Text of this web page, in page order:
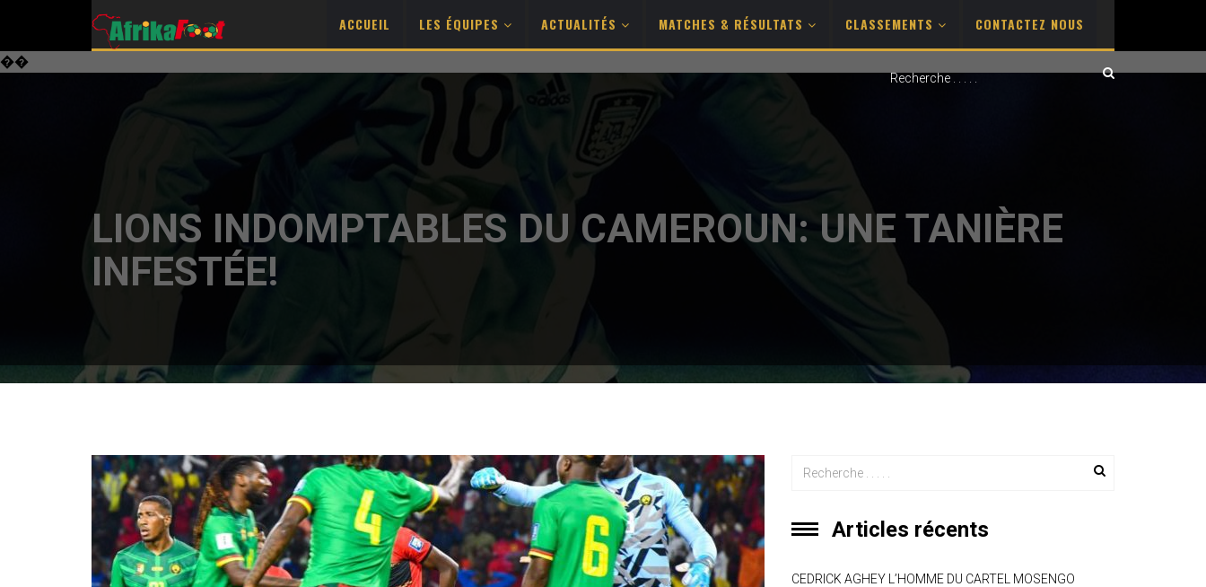
ACCUEIL LES ÉQUIPES ACTUALITÉS MATCHES & RÉSULTATS CLASSEMENTS CONTACTEZ NOUS
��
LIONS INDOMPTABLES DU CAMEROUN: UNE TANIÈRE
INFESTÉE!
Articles récents
CEDRICK AGHEY L’HOMME DU CARTEL MOSENGO